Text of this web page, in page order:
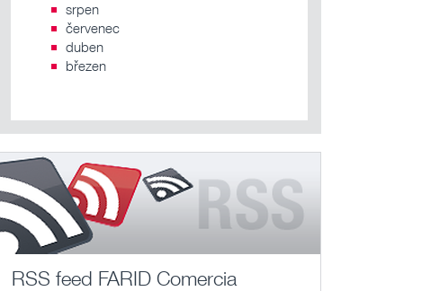
srpen
červenec
duben
březen
RSS feed FARID Comercia